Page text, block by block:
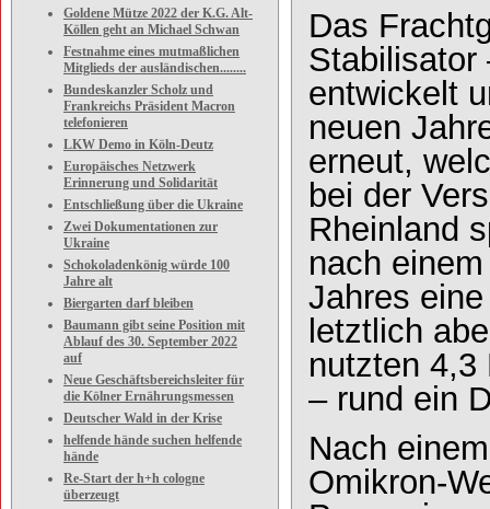
Goldene Mütze 2022 der K.G. Alt-
Köllen geht an Michael Schwan
Festnahme eines mutmaßlichen
Mitglieds der ausländischen........
Bundeskanzler Scholz und
Frankreichs Präsident Macron
telefonieren
LKW Demo in Köln-Deutz
Europäisches Netzwerk
Erinnerung und Solidarität
Entschließung über die Ukraine
Zwei Dokumentationen zur
Ukraine
Schokoladenkönig würde 100
Jahre alt
Biergarten darf bleiben
Baumann gibt seine Position mit
Ablauf des 30. September 2022
auf
Neue Geschäftsbereichsleiter für
die Kölner Ernährungsmessen
Deutscher Wald in der Krise
helfende hände suchen helfende
hände
Re-Start der h+h cologne
überzeugt
Das
Stabilisator
entwickelt
neuen
erneut,
bei der
Rheinland
nach
Jahres
letztlich
nutzten 4,3
– rund ein
Nach
Omikron-